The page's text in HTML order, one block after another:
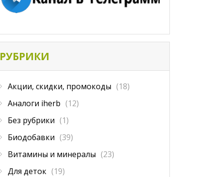
РУБРИКИ
Акции, скидки, промокоды (18)
Аналоги iherb (12)
Без рубрики (1)
Биодобавки (39)
Витамины и минералы (23)
Для деток (19)